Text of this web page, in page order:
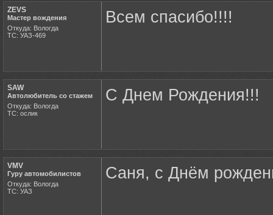
ZEVS
Мастер вождения
Откуда: Вологда
ТС: УАЗ-469
Всем спасибо!!!!
SAW
Автолюбитель со стажем
Откуда: Вологда
ТС: ослик
С Днем Рождения!!!
VMV
Гуру автомобилистов
Откуда: Вологда
ТС: УАЗ
Саня, с Днём